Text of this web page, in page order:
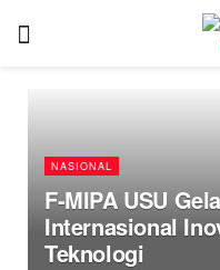
NASIONAL
F-MIPA USU
Internasional
Teknologi